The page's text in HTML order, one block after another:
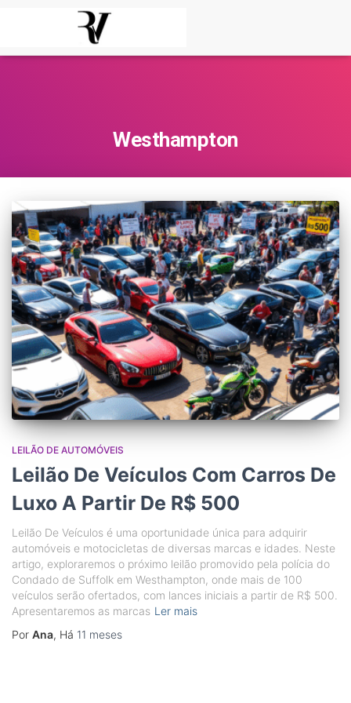
Westhampton
LEILÃO DE AUTOMÓVEIS
Leilão De Veículos Com Carros De
Luxo A Partir De R$ 500
Leilão De Veículos é uma oportunidade única para adquirir
automóveis e motocicletas de diversas marcas e idades. Neste
artigo, exploraremos o próximo leilão promovido pela polícia do
Condado de Suffolk em Westhampton, onde mais de 100
veículos serão ofertados, com lances iniciais a partir de R$ 500.
Apresentaremos as marcas Ler mais
Por Ana, Há 11 meses